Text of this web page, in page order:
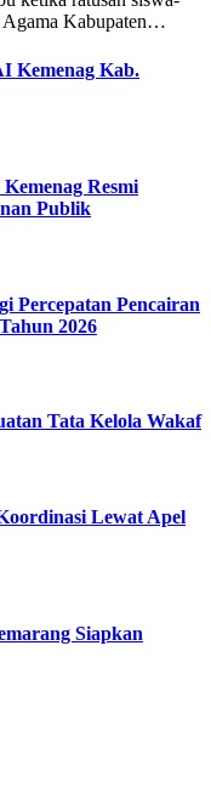
Agama Kabupaten…
Kemenag Kab.
Resmi
Publik
Percepatan Pencairan
2026
Tata Kelola Wakaf
Lewat Apel
Siapkan